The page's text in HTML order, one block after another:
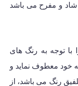
شاد و مفرح می باشد
توجه به رنگ های
خود معطوف نماید و
رنگ می باشد، از